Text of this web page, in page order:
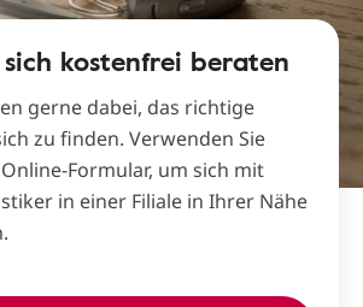
sich kostenfrei beraten
gerne dabei, das richtige
zu finden. Verwenden Sie
Formular, um sich mit
in einer Filiale in Ihrer Nähe